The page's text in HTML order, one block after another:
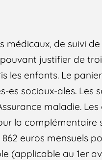
médicaux, de suivi
justifier de
les enfants. Le
es sociaux-ales. Les
maladie.
la complémentaire
euros mensuels
(applicable au 1er